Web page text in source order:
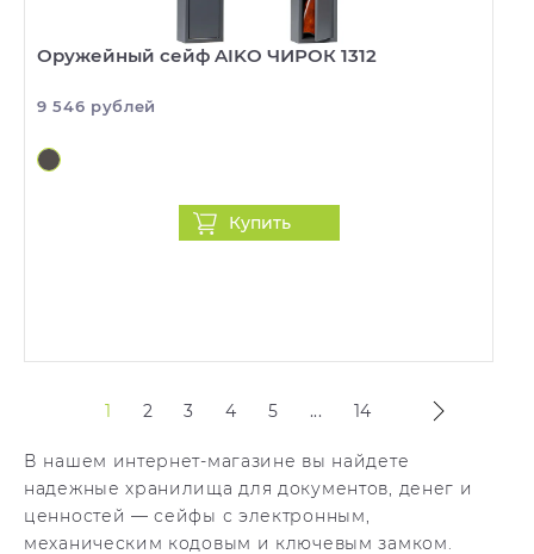
Оружейный сейф AIKO ЧИРОК 1312
9 546 рублей
Купить
1 2 3 4 5 ... 14
В нашем интернет-магазине вы найдете
надежные хранилища для документов, денег и
ценностей — сейфы с электронным,
механическим кодовым и ключевым замком.